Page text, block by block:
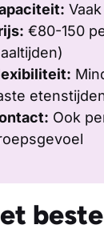
€80-150
Ook